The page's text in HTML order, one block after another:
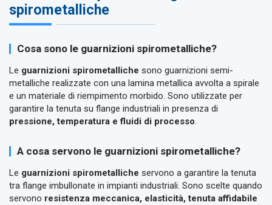
spirometalliche
Cosa sono le guarnizioni spirometalliche?
Le guarnizioni spirometalliche sono guarnizioni semi-
metalliche realizzate con una lamina metallica avvolta a spirale
e un materiale di riempimento morbido. Sono utilizzate per
garantire la tenuta su flange industriali in presenza di
pressione, temperatura e fluidi di processo.
A cosa servono le guarnizioni spirometalliche?
Le guarnizioni spirometalliche servono a garantire la tenuta
tra flange imbullonate in impianti industriali. Sono scelte quando
servono resistenza meccanica, elasticità, tenuta affidabile